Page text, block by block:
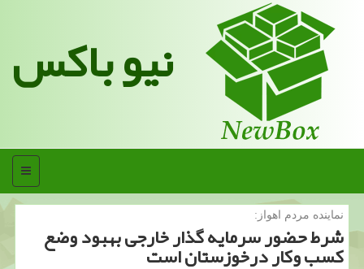
نیو باکس
منو
نماینده مردم اهواز:
شرط حضور سرمایه گذار خارجی بهبود وضع
كسب وكار درخوزستان است